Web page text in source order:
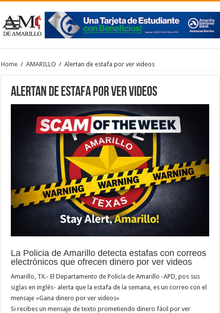
Home / AMARILLO / Alertan de estafa por ver videos
Alertan de estafa por ver videos
La Policia de Amarillo detecta estafas con correos
electrónicos que ofrecen dinero por ver videos
Amarillo, TX.- El Departamento de Policía de Amarillo -APD, pos sus
siglas en inglés- alerta que la estafa de la semana, es un correo con el
mensaje «Gana dinero por ver videos»
Si recibes un mensaje de texto prometiendo dinero fácil por ver